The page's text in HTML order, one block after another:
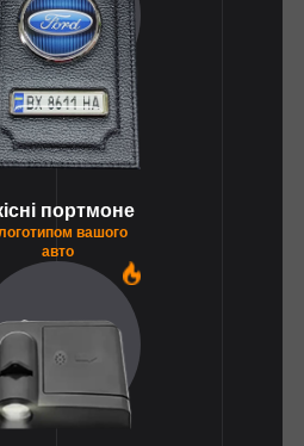
портмоне
вашого
авто